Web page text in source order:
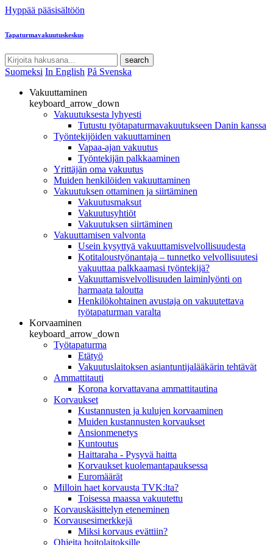
Hyppää pääsisältöön
Tapaturmavakuutuskeskus
search
Suomeksi In English På Svenska
Vakuuttaminen
keyboard_arrow_down
Vakuutuksesta lyhyesti
Tutustu työtapaturmavakuutukseen Danin kanssa
Työntekijöiden vakuuttaminen
Vapaa-ajan vakuutus
Työntekijän palkkaaminen
Yrittäjän oma vakuutus
Muiden henkilöiden vakuuttaminen
Vakuutuksen ottaminen ja siirtäminen
Vakuutusmaksut
Vakuutusyhtiöt
Vakuutuksen siirtäminen
Vakuuttamisen valvonta
Usein kysyttyä vakuuttamisvelvollisuudesta
Kotitaloustyönantaja – tunnetko velvollisuutesi
vakuuttaa palkkaamasi työntekijä?
Vakuuttamisvelvollisuuden laiminlyönti on
harmaata taloutta
Henkilökohtainen avustaja on vakuutettava
työtapaturman varalta
Korvaaminen
keyboard_arrow_down
Työtapaturma
Etätyö
Vakuutuslaitoksen asiantuntijalääkärin tehtävät
Ammattitauti
Korona korvattavana ammattitautina
Korvaukset
Kustannusten ja kulujen korvaaminen
Muiden kustannusten korvaukset
Ansionmenetys
Kuntoutus
Haittaraha - Pysyvä haitta
Korvaukset kuolemantapauksessa
Euromäärät
Milloin haet korvausta TVK:lta?
Toisessa maassa vakuutettu
Korvauskäsittelyn eteneminen
Korvausesimerkkejä
Miksi korvaus evättiin?
Ohjeita hoitolaitoksille